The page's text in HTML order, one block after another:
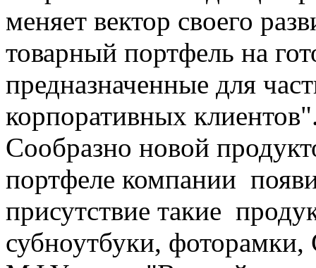
меняет вектор своего
товарный портфель на
предназначенные для
корпоративных
Сообразно новой
портфеле компании
присутствие такие
субноутбуки,